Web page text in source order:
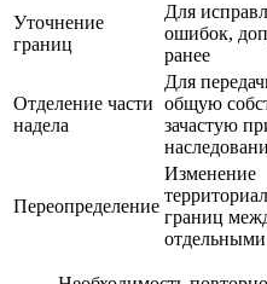
Уточнение
границ
Для
ошибок,
ранее
Отделение части
надела
Для
общую
зачастую
Переопределение
Изменение
границ